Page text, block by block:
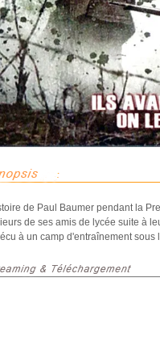
de Paul Baumer pendant la
de ses amis de lycée suite à
à un camp d'entraînement